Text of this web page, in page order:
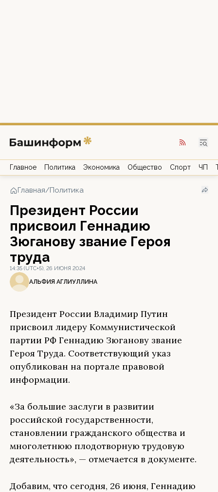
Главное Политика Экономика Общество Спорт ЧП
Главная/Политика
Президент России
присвоил Геннадию
Зюганову звание Героя
труда
14:35 (UTC+5), 26 ИЮНЯ 2024
АЛЬФИЯ АГЛИУЛЛИНА
Президент России Владимир Путин
присвоил лидеру Коммунистической
партии РФ Геннадию Зюганову звание
Героя Труда. Соответствующий указ
опубликован на портале правовой
информации.
«За большие заслуги в развитии
российской государственности,
становлении гражданского общества и
многолетнюю плодотворную трудовую
деятельность», — отмечается в документе.
Добавим, что сегодня, 26 июня, Геннадию